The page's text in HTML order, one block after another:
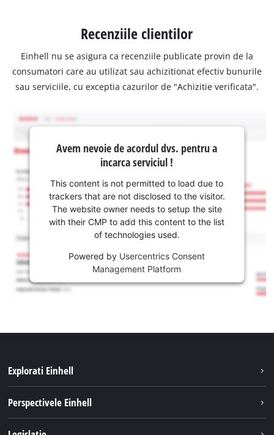
Recenziile clientilor
Einhell nu se asigura ca recenziile publicate provin de la
consumatori care au utilizat sau achizitionat efectiv bunurile
sau serviciile, cu exceptia cazurilor de "Achizitie verificata".
Avem nevoie de acordul dvs. pentru a
incarca serviciul !
This content is not permitted to load due to
trackers that are not disclosed to the visitor.
The website owner needs to setup the site
with their CMP to add this content to the list
of technologies used.
Powered by Usercentrics Consent
Management Platform
Explorati Einhell
Perspectivele Einhell